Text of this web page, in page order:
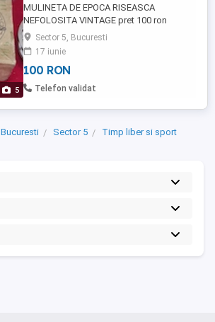
5
MULINETA DE EPOCA RISEASCA
NEFOLOSITA VINTAGE pret 100 ron
Sector 5, Bucuresti
17 iunie
100 RON
Telefon validat
Bucuresti Sector 5
Timp liber si sport